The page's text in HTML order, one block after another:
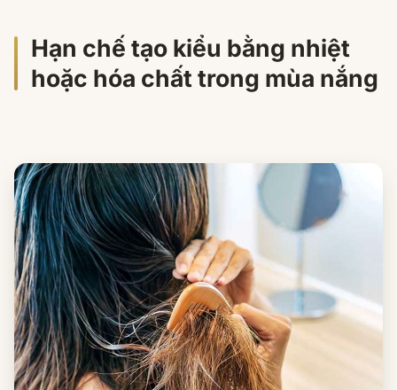
Hạn chế tạo kiểu bằng nhiệt
hoặc hóa chất trong mùa nắng